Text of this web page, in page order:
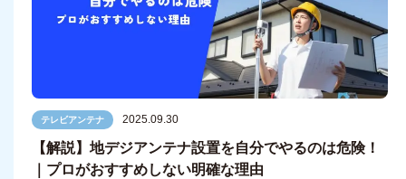
テレビアンテナ 2025.09.30
【解説】地デジアンテナ設置を自分でやるのは危険！
｜プロがおすすめしない明確な理由